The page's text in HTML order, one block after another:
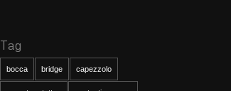
Tag
bocca bridge capezzolo